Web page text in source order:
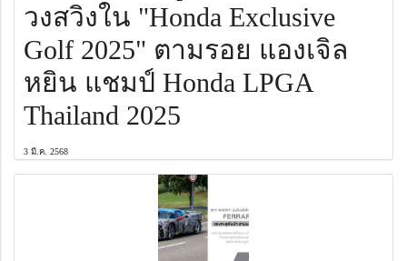
วงสวิงใน "Honda Exclusive
Golf 2025" ตามรอย แองเจิล
หยิน แชมป์ Honda LPGA
Thailand 2025
3 มี.ค. 2568